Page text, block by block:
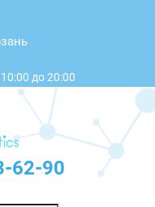
до 20:00
62-90